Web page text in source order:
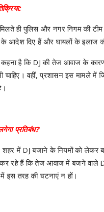
ही पुलिस और नगर निगम की टीम
आदेश दिए हैं और घायलों के इलाज
कहना है कि DJ की तेज आवाज के
चाहिए। वहीं, प्रशासन इस मामले में
प्रतिबंध?
में DJ बजाने के नियमों को लेकर
रहे हैं कि तेज आवाज में बजने वाले
में इस तरह की घटनाएं न हों।